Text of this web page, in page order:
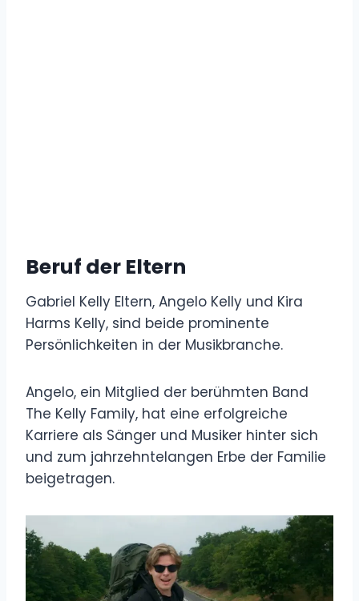
Beruf der Eltern
Gabriel Kelly Eltern, Angelo Kelly und Kira
Harms Kelly, sind beide prominente
Persönlichkeiten in der Musikbranche.
Angelo, ein Mitglied der berühmten Band
The Kelly Family, hat eine erfolgreiche
Karriere als Sänger und Musiker hinter sich
und zum jahrzehntelangen Erbe der Familie
beigetragen.